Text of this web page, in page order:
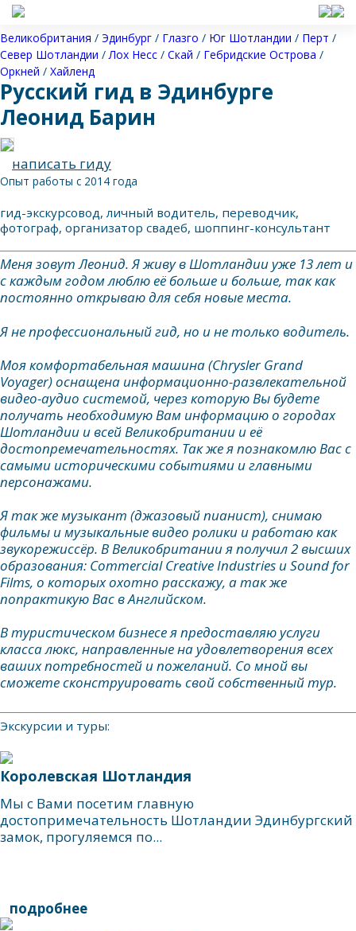
Великобритания / Эдинбург / Глазго / Юг Шотландии / Перт /
Север Шотландии /Лох Несс / Скай / Гебридские Острова /
Оркней / Хайленд
Русский гид в Эдинбурге
Леонид Барин
написать гиду
Опыт работы с 2014 года
гид-экскурсовод, личный водитель, переводчик,
фотограф, организатор свадеб, шоппинг-консультант
Меня зовут Леонид. Я живу в Шотландии уже 13 лет и
с каждым годом люблю её больше и больше, так как
постоянно открываю для себя новые места.
Я не профессиональный гид, но и не только водитель.
Моя комфортабельная машина (Chrysler Grand
Voyager) оснащена информационно-развлекательной
видео-аудио системой, через которую Вы будете
получать необходимую Вам информацию о городах
Шотландии и всей Великобритании и её
достопремечательностях. Так же я познакомлю Вас с
самыми историческими событиями и главными
персонажами.
Я так же музыкант (джазовый пианист), снимаю
фильмы и музыкальные видео ролики и работаю как
звукорежиссёр. В Великобритании я получил 2 высших
образования: Commercial Creative Industries и Sound for
Films, о которых охотно расскажу, а так же
попрактикую Вас в Английском.
В туристическом бизнесе я предоставляю услуги
класса люкс, направленные на удовлетворения всех
ваших потребностей и пожеланий. Со мной вы
сможете сконструировать свой собственный тур.
Экскурсии и туры:
Королевская Шотландия
Мы с Вами посетим главную
достопримечательность Шотландии Эдинбургский
замок, прогуляемся по...
подробнее